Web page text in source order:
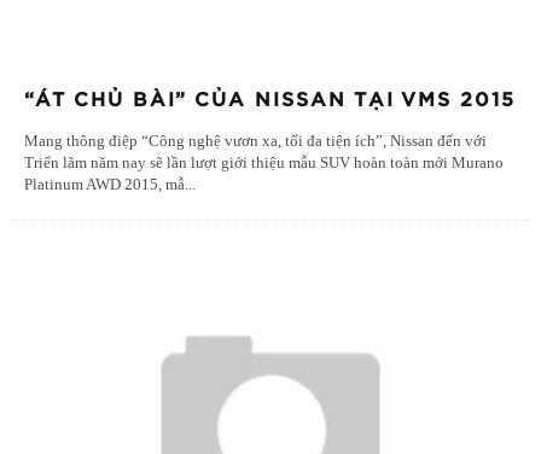
“ÁT CHỦ BÀI” CỦA NISSAN TẠI VMS 2015
Mang thông điệp “Công nghệ vươn xa, tối đa tiện ích”, Nissan đến với
Triển lãm năm nay sẽ lần lượt giới thiệu mẫu SUV hoàn toàn mới Murano
Platinum AWD 2015, mẫ...